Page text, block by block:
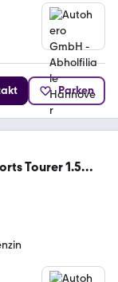
Parken
Tourer 1.5